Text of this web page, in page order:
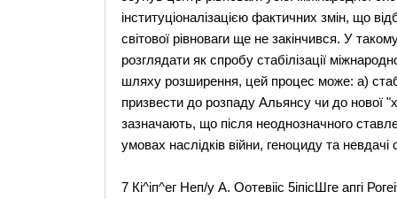
інституціоналізацією фактичних змін, що
світової рівноваги ще не закінчився. У
розглядати як спробу стабілізації
шляху розширення, цей процес може: а)
призвести до розпаду Альянсу чи до нової
зазначають, що після неоднозначного
умовах наслідків війни, геноциду та
7 Кі^іп^ег Неп/у А. Оотевііс 5іпісШге апгі